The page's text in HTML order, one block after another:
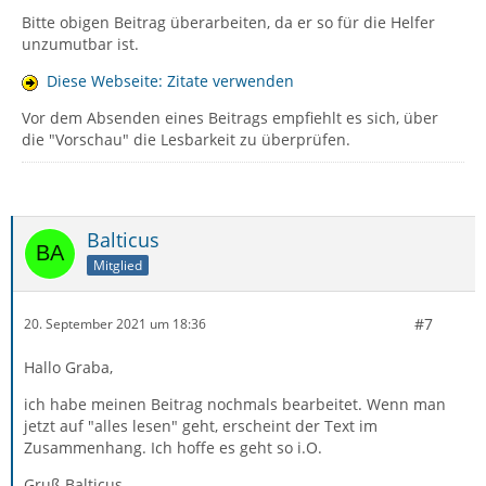
POP-Server laufen. Dort hat die Archivierung über das
AddOn geklappt. Nur ist mir dieses Konto nicht so
wichtig.
Dein genutztes AddOn "AutoarchiveReloaded" ist mir
leider unbekannt und ich kann dir auch keine andere
Empfehlung zum Thema Archivierung geben, da ich
>>> O.K. Du hast eine völlig andere Infrastruktur als
ich. Aber eine ordentliche Archivierung sollte doch
auch ausschließlich mit meinem Notebook auf der TB-
U.U. sind deine vermissten Mails ja nicht weg, sondern
du hast nur am falschen Ort gesucht ...
>>> Beim Pop-Server hat das Programm für jedes Jahr
ein Archivjahr angelegt, aber bei den Konten die über
den IMAP laufen hat das nicht funktioniert.
Bitte obigen Beitrag überarbeiten, da er so für die Helfer
unzumutbar ist.
Diese Webseite: Zitate verwenden
Vor dem Absenden eines Beitrags empfiehlt es sich, über
die "Vorschau" die Lesbarkeit zu überprüfen.
Balticus
Mitglied
20. September 2021 um 18:36 #7
Hallo Graba,
ich habe meinen Beitrag nochmals bearbeitet. Wenn man
jetzt auf "alles lesen" geht, erscheint der Text im
Zusammenhang. Ich hoffe es geht so i.O.